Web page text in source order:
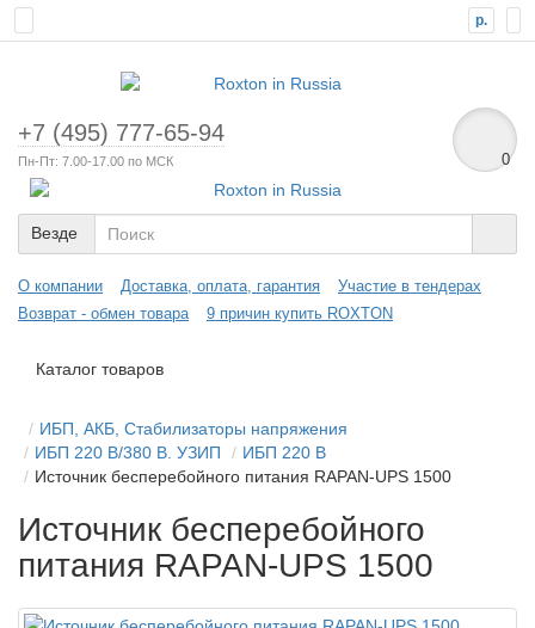
р.
+7 (495) 777-65-94
Пн-Пт: 7.00-17.00 по МСК 0
Везде
О компании Доставка, оплата, гарантия
Участие в тендерах
Возврат - обмен товара
9 причин купить ROXTON
Каталог товаров
ИБП, АКБ, Стабилизаторы напряжения
ИБП 220 В/380 В. УЗИП
ИБП 220 В
Источник бесперебойного питания RAPAN-UPS 1500
Источник бесперебойного
питания RAPAN-UPS 1500